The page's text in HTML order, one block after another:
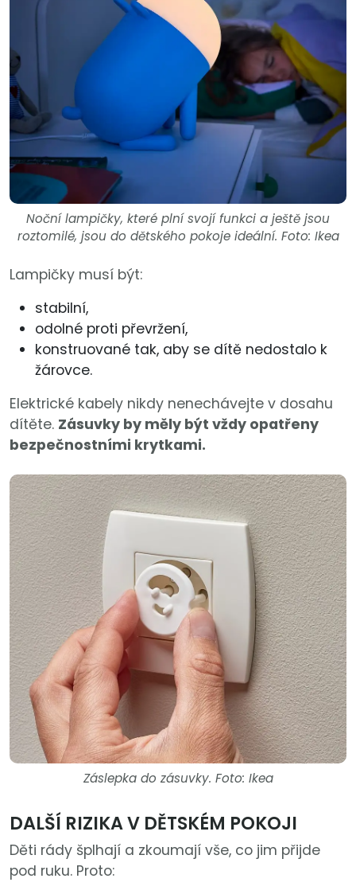
Noční lampičky, které plní svojí funkci a ještě jsou
roztomilé, jsou do dětského pokoje ideální. Foto: Ikea
Lampičky musí být:
stabilní,
odolné proti převržení,
konstruované tak, aby se dítě nedostalo k
žárovce.
Elektrické kabely nikdy nenechávejte v dosahu
dítěte. Zásuvky by měly být vždy opatřeny
bezpečnostními krytkami.
Záslepka do zásuvky. Foto: Ikea
DALŠÍ RIZIKA V DĚTSKÉM POKOJI
Děti rády šplhají a zkoumají vše, co jim přijde
pod ruku. Proto: